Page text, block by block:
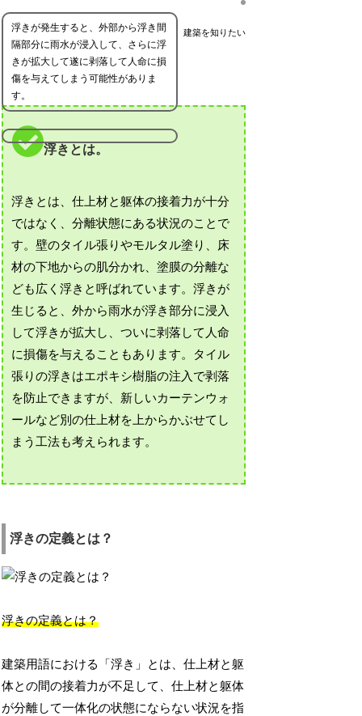
建築を知りたい
浮きが発生すると、外部から浮き間
隔部分に雨水が浸入して、さらに浮
きが拡大して遂に剥落して人命に損
傷を与えてしまう可能性がありま
す。
浮きとは。
浮きとは、仕上材と躯体の接着力が十分
ではなく、分離状態にある状況のことで
す。壁のタイル張りやモルタル塗り、床
材の下地からの肌分かれ、塗膜の分離な
ども広く浮きと呼ばれています。浮きが
生じると、外から雨水が浮き部分に浸入
して浮きが拡大し、ついに剥落して人命
に損傷を与えることもあります。タイル
張りの浮きはエポキシ樹脂の注入で剥落
を防止できますが、新しいカーテンウォ
ールなど別の仕上材を上からかぶせてし
まう工法も考えられます。
浮きの定義とは？
浮きの定義とは？
建築用語における「浮き」とは、仕上材と躯
体との間の接着力が不足して、仕上材と躯体
が分離して一体化の状態にならない状況を指